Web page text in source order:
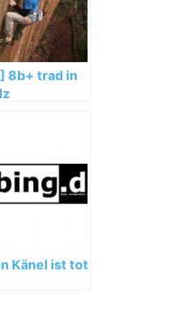
8b+ trad in
Känel ist tot